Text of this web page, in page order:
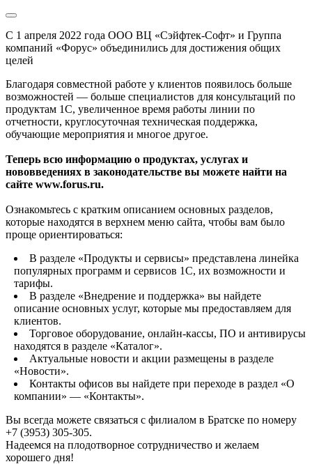
С 1 апреля 2022 года ООО ВЦ «Сэйфтек-Софт» и Группа
компаний «Форус» объединились для достижения общих
целей
Благодаря совместной работе у клиентов появилось больше
возможностей — больше специалистов для консультаций по
продуктам 1С, увеличенное время работы линии по
отчетности, круглосуточная техническая поддержка,
обучающие мероприятия и многое другое.
Теперь всю информацию о продуктах, услугах и
нововведениях в законодательстве вы можете найти на
сайте www.forus.ru.
Ознакомьтесь с кратким описанием основных разделов,
которые находятся в верхнем меню сайта, чтобы вам было
проще ориентироваться:
В разделе «Продукты и сервисы» представлена линейка
популярных программ и сервисов 1С, их возможности и
тарифы.
В разделе «Внедрение и поддержка» вы найдете
описание основных услуг, которые мы предоставляем для
клиентов.
Торговое оборудование, онлайн-кассы, ПО и антивирусы
находятся в разделе «Каталог».
Актуальные новости и акции размещены в разделе
«Новости».
Контакты офисов вы найдете при переходе в раздел «О
компании» — «Контакты».
Вы всегда можете связаться с филиалом в Братске по номеру
+7 (3953) 305-305.
Надеемся на плодотворное сотрудничество и желаем
хорошего дня!